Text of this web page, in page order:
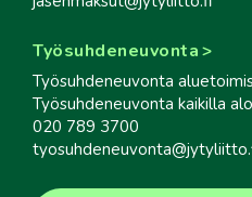
Työsuhdeneuvonta
Työsuhdeneuvonta
Työsuhdeneuvonta kaikilla
020 789 3700